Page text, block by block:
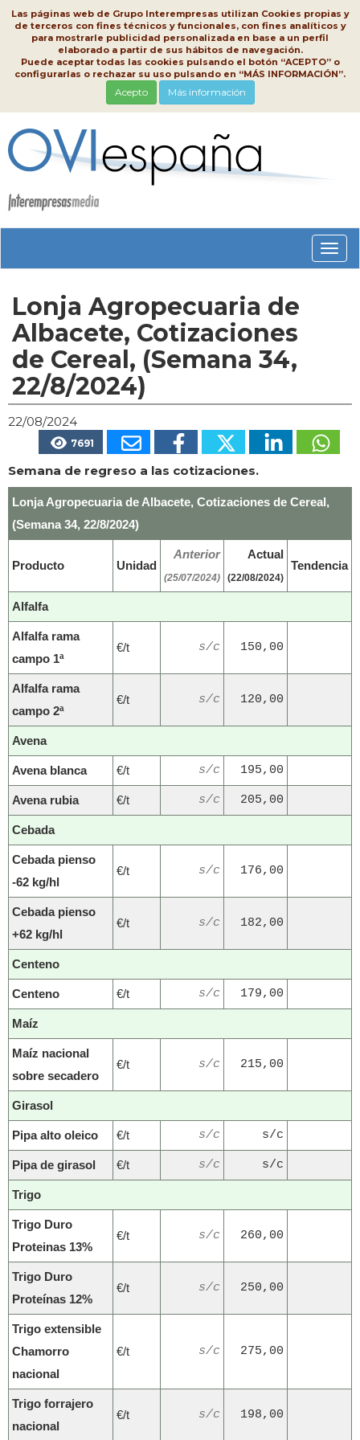
Las páginas web de Grupo Interempresas utilizan Cookies propias y
de terceros con fines técnicos y funcionales, con fines analíticos y
para mostrarle publicidad personalizada en base a un perfil
elaborado a partir de sus hábitos de navegación.
Puede aceptar todas las cookies pulsando el botón “ACEPTO” o
configurarlas o rechazar su uso pulsando en “MÁS INFORMACIÓN”.
Acepto Más información
Lonja Agropecuaria de
Albacete, Cotizaciones
de Cereal, (Semana 34,
22/8/2024)
22/08/2024
7691
Semana de regreso a las cotizaciones.
Lonja Agropecuaria de Albacete, Cotizaciones de Cereal,
(Semana 34, 22/8/2024)
Producto Unidad
Anterior
(25/07/2024)
Actual
(22/08/2024)
Tendencia
Alfalfa
Alfalfa rama
campo 1ª
€/t s/c 150,00
Alfalfa rama
campo 2ª
€/t s/c 120,00
Avena
Avena blanca €/t s/c 195,00
Avena rubia €/t s/c 205,00
Cebada
Cebada pienso
-62 kg/hl
€/t s/c 176,00
Cebada pienso
+62 kg/hl
€/t s/c 182,00
Centeno
Centeno €/t s/c 179,00
Maíz
Maíz nacional
sobre secadero
€/t s/c 215,00
Girasol
Pipa alto oleico €/t s/c s/c
Pipa de girasol €/t s/c s/c
Trigo
Trigo Duro
Proteinas 13%
€/t s/c 260,00
Trigo Duro
Proteínas 12%
€/t s/c 250,00
Trigo extensible
Chamorro
nacional
€/t s/c 275,00
Trigo forrajero
nacional
€/t s/c 198,00